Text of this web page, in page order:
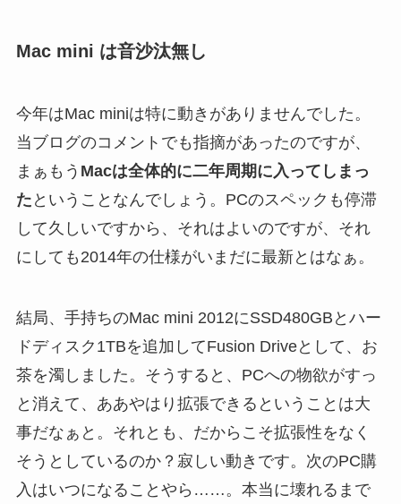
Mac mini は音沙汰無し
今年はMac miniは特に動きがありませんでした。
当ブログのコメントでも指摘があったのですが、
まぁもう Macは全体的に二年周期に入ってしまっ
た ということなんでしょう。PCのスペックも停滞
して久しいですから、それはよいのですが、それ
にしても2014年の仕様がいまだに最新とはなぁ。
結局、手持ちのMac mini 2012にSSD480GBとハー
ドディスク1TBを追加してFusion Driveとして、お
茶を濁しました。そうすると、PCへの物欲がすっ
と消えて、ああやはり拡張できるということは大
事だなぁと。それとも、だからこそ拡張性をなく
そうとしているのか？寂しい動きです。次のPC購
入はいつになることやら……。本当に壊れるまで